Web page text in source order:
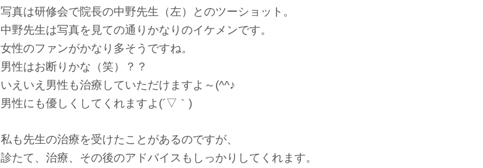
写真は研修会で院長の中野先生（左）とのツーショット。
中野先生は写真を見ての通りかなりのイケメンです。
女性のファンがかなり多そうですね。
男性はお断りかな（笑）？？
いえいえ男性も治療していただけますよ～(^^♪
男性にも優しくしてくれますよ(´▽｀)
私も先生の治療を受けたことがあるのですが、
診たて、治療、その後のアドバイスもしっかりしてくれます。